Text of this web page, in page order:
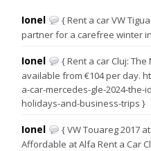
Ionel
{ Rent a car VW
partner for a carefree winter
Ionel
{ Rent a car Cluj: The
available from €104 per day.
a-car-mercedes-gle-2024-
holidays-and-business-trips }
Ionel
{ VW Touareg 2017
Affordable at Alfa Rent a Car